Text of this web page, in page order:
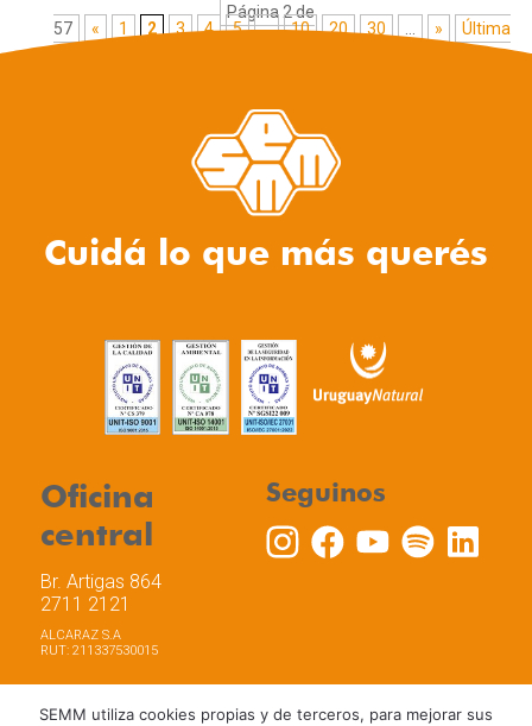
Página 2 de
57
« 1 2 3 4 5 ... 10 20 30 »
Última
Cuidá lo que más querés
Oficina
central
Br. Artigas 864
2711 2121
ALCARAZ S.A
RUT: 211337530015
Seguinos
SEMM utiliza cookies propias y de terceros, para mejorar sus